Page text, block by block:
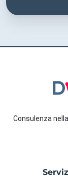
Consulenza